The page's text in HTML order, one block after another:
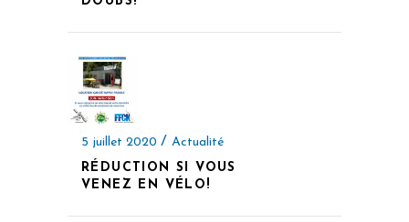
5 juillet 2020
Actualité
RÉDUCTION SI VOUS
VENEZ EN VÉLO!